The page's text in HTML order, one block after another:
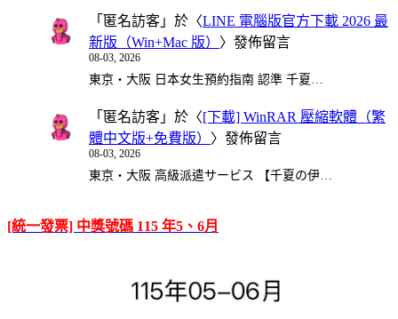
「 匿名訪客 」於〈LINE 電腦版官方下載 2026 最
新版（Win+Mac 版） 〉發佈留言
08-03, 2026
東京・大阪 日本女生預約指南 認準 千夏…
「 匿名訪客 」於〈[下載] WinRAR 壓縮軟體（繁
體中文版+免費版） 〉發佈留言
08-03, 2026
東京・大阪 高級派遣サービス 【千夏の伊…
[統一發票] 中獎號碼 115 年5、6月